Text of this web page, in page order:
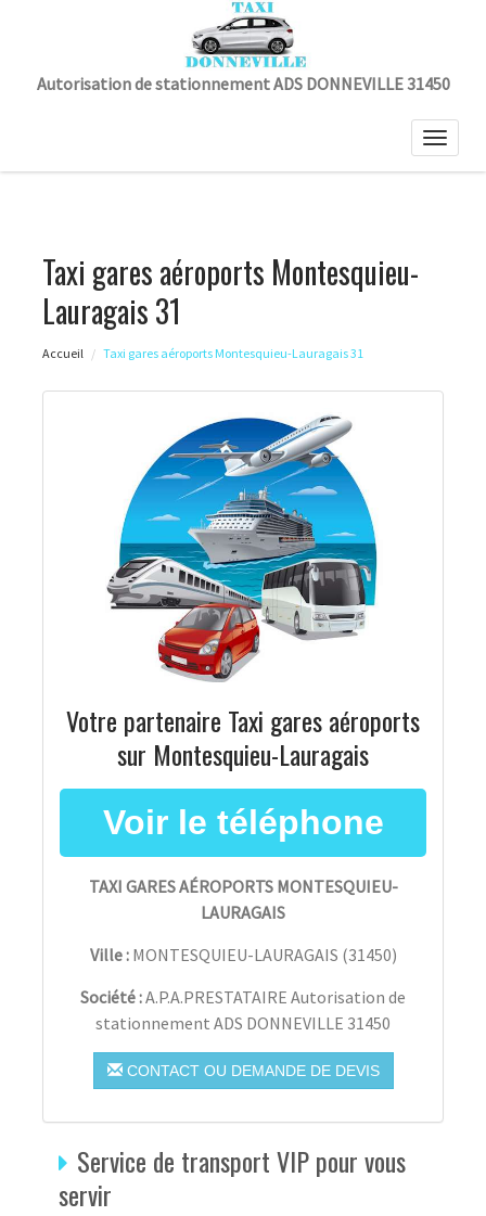
Autorisation de stationnement ADS DONNEVILLE 31450
Toggle
Taxi gares aéroports Montesquieu-
Lauragais 31
Accueil Taxi gares aéroports Montesquieu-Lauragais 31
Votre partenaire Taxi gares aéroports
sur Montesquieu-Lauragais
TAXI GARES AÉROPORTS MONTESQUIEU-
LAURAGAIS
Ville : MONTESQUIEU-LAURAGAIS (31450)
Société :A.P.A.PRESTATAIRE Autorisation de
stationnement ADS DONNEVILLE 31450
CONTACT OU DEMANDE DE DEVIS
Service de transport VIP pour vous
servir